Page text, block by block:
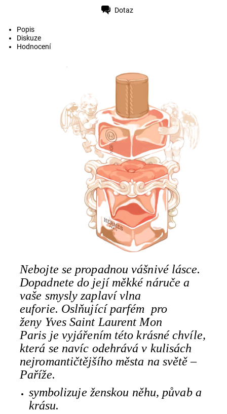
Dotaz
Popis
Diskuze
Hodnocení
Nebojte se propadnou vášnivé lásce.
Dopadnete do její měkké náruče a
vaše smysly zaplaví vlna
euforie. Oslňující parfém pro
ženy Yves Saint Laurent Mon
Paris je vyjářením této krásné chvíle,
která se navíc odehrává v kulisách
nejromantičtějšího města na světě ‒
Paříže.
symbolizuje ženskou něhu, půvab a
krásu.